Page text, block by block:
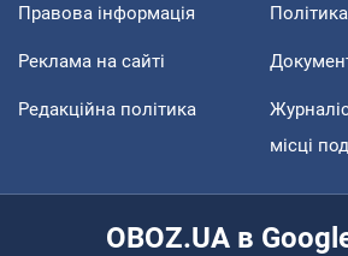
Правова інформація
Реклама на сайті
Редакційна політика
місці
OBOZ.UA в